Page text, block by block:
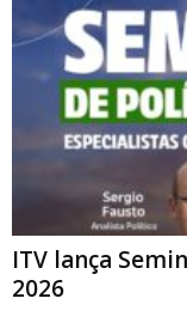
ITV lança
2026